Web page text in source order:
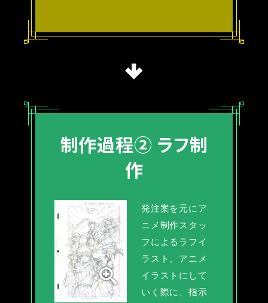
制作過程② ラフ制
作
発注案を元にア
ニメ制作スタッ
フによるラフイ
ラスト。アニメ
イラストにして
いく際に、指示